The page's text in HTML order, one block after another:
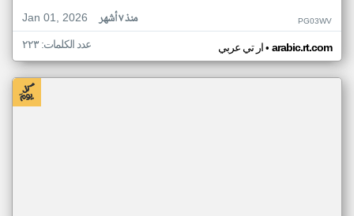
Jan 01, 2026
منذ ٧ أشهر PG03WV
ار تي عربي• arabic.rt.com عدد الكلمات: ٢٢٣